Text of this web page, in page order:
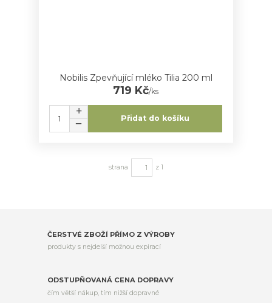
Nobilis Zpevňující mléko Tilia 200 ml
719 Kč/ks
Přidat do košíku
strana z 1
ČERSTVÉ ZBOŽÍ PŘÍMO Z VÝROBY
produkty s nejdelší možnou expirací
ODSTUPŇOVANÁ CENA DOPRAVY
čím větší nákup, tím nižší dopravné